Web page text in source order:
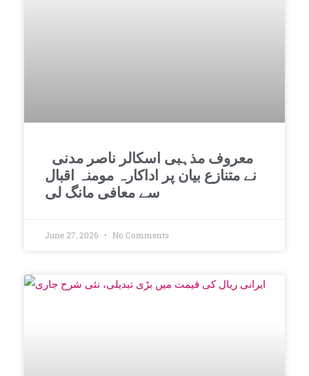
نے متنازع بیان پر اداکارہ مومنہ اقبال
سے معافی مانگ لی
June 27, 2026 No Comments